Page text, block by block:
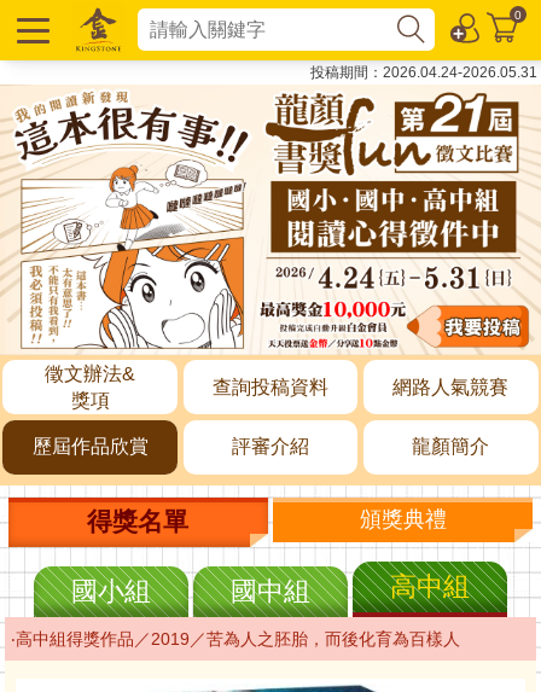
0
投稿期間：2026.04.24-2026.05.31
徵文辦法&
獎項
查詢投稿資料 網路人氣競賽
歷屆作品欣賞 評審介紹 龍顏簡介
得獎名單 頒獎典禮
國小組 國中組 高中組
‧高中組得獎作品／2019／苦為人之胚胎，而後化育為百樣人